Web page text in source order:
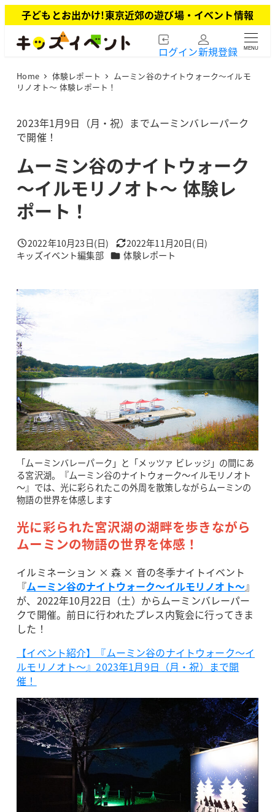
イ
子どもとお出かけ!東京近郊の遊び場・イベント情報
ログイン新規登録 MENU
Home 体験レポート
ムーミン谷のナイトウォーク～イルモ
リノオト～ 体験レポート！
2023年1月9日（月・祝）までムーミンバレーパーク
で開催！
ムーミン谷のナイトウォーク
～イルモリノオト～ 体験レ
ポート！
投稿日
2022年10月23日(日) 更新日
2022年11月20日(日)
著
キッズイベント編集部 カテゴリー
体験レポート
「ムーミンバレーパーク」と「メッツァ ビレッジ」の間にあ
る宮沢湖。『ムーミン谷のナイトウォーク～イルモリノオト
～』では、光に彩られたこの外周を散策しながらムーミンの
物語の世界を体感します
光に彩られた宮沢湖の湖畔を歩きながら
ムーミンの物語の世界を体感！
イルミネーション × 森 × 音の冬季ナイトイベント
『ムーミン谷のナイトウォーク～イルモリノオト～』
が、2022年10月22日（土）からムーミンバレーパー
クで開催。前日に行われたプレス内覧会に行ってきま
した！
【イベント紹介】『ムーミン谷のナイトウォーク～イ
ルモリノオト～』2023年1月9日（月・祝）まで開
催！